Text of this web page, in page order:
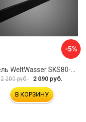
-5%
Панель WeltWasser SKS80-BL 10000004423
2 200 руб. 2 090 руб.
В КОРЗИНУ